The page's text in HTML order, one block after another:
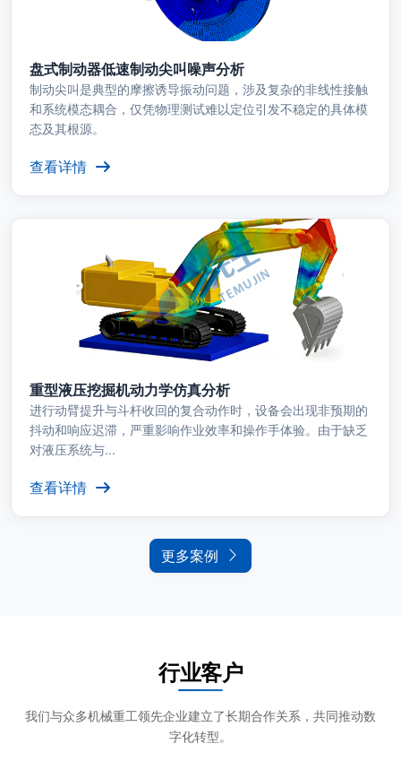
盘式制动器低速制动尖叫噪声分析
制动尖叫是典型的摩擦诱导振动问题，涉及复杂的非线性接触
和系统模态耦合，仅凭物理测试难以定位引发不稳定的具体模
态及其根源。
查看详情
重型液压挖掘机动力学仿真分析
进行动臂提升与斗杆收回的复合动作时，设备会出现非预期的
抖动和响应迟滞，严重影响作业效率和操作手体验。由于缺乏
对液压系统与...
查看详情
更多案例
行业客户
我们与众多机械重工领先企业建立了长期合作关系，共同推动数
字化转型。